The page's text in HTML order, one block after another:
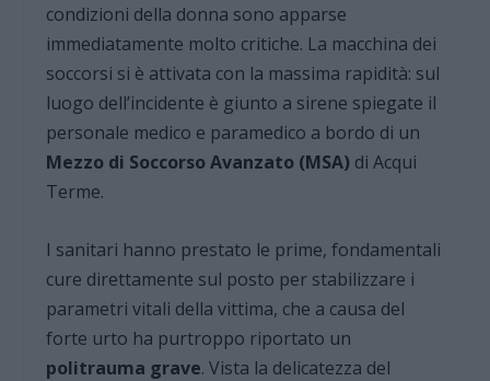
condizioni della donna sono apparse
immediatamente molto critiche. La macchina dei
soccorsi si è attivata con la massima rapidità: sul
luogo dell’incidente è giunto a sirene spiegate il
personale medico e paramedico a bordo di un
Mezzo di Soccorso Avanzato (MSA) di Acqui
Terme.
I sanitari hanno prestato le prime, fondamentali
cure direttamente sul posto per stabilizzare i
parametri vitali della vittima, che a causa del
forte urto ha purtroppo riportato un
politrauma grave. Vista la delicatezza del